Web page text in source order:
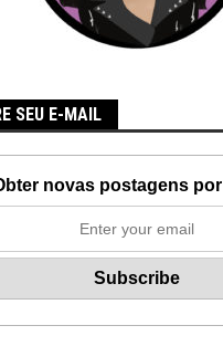
SEU E-MAIL
novas postagens